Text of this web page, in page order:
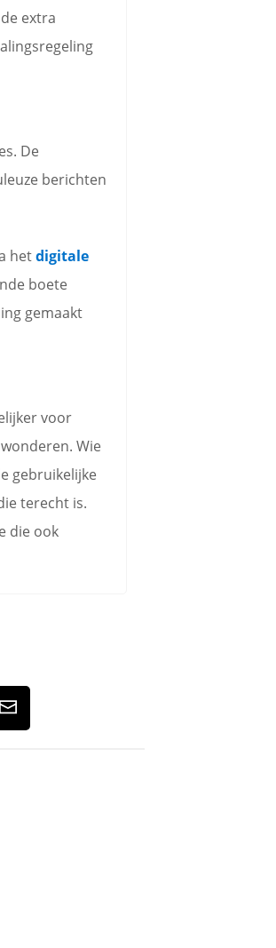
extra
De
berichten
hetdigitale
boete
gemaakt
voor
Wie
gebruikelijke
terecht is.
die ook